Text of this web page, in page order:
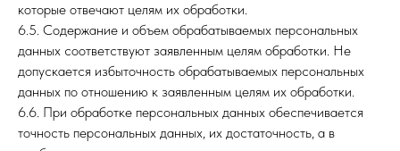
которые отвечают целям их обработки.
6.5. Содержание и объем обрабатываемых персональных
данных соответствуют заявленным целям обработки. Не
допускается избыточность обрабатываемых персональных
данных по отношению к заявленным целям их обработки.
6.6. При обработке персональных данных обеспечивается
точность персональных данных, их достаточность, а в